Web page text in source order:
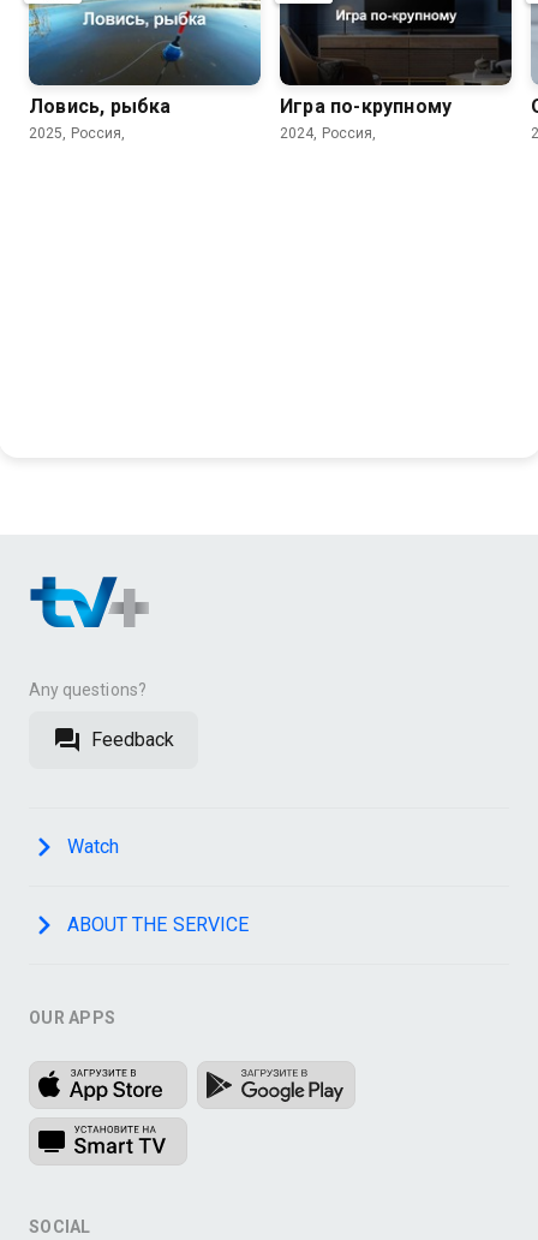
Ловись, рыбка
2025, Россия,
Игра по-крупному
2024, Россия,
Any questions?
Feedback
Watch
ABOUT THE SERVICE
OUR APPS
SOCIAL